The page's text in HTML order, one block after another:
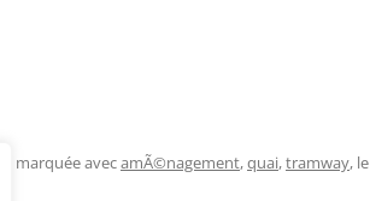
, et marquée avecamÃ©nagement,quai,tramway, le